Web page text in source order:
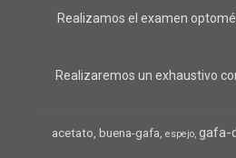
Realizamos el examen
Realizaremos un exhaustivo
acetato buena-gafa espejo gafa-